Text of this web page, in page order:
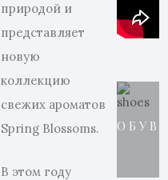
природой и
представляет
новую
коллекцию
свежих ароматов
Spring Blossoms.
В этом году